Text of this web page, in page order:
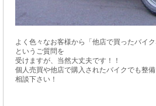
よく色々なお客様から「他店で買ったバイ
というご質問を
受けますが、当然大丈夫です！！
個人売買や他店で購入されたバイクでも整
相談下さい！